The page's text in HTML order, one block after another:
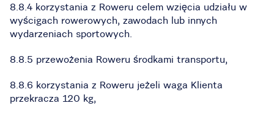
8.8.4 korzystania z Roweru celem wzięcia udziału w
wyścigach rowerowych, zawodach lub innych
wydarzeniach sportowych.
8.8.5 przewożenia Roweru środkami transportu,
8.8.6 korzystania z Roweru jeżeli waga Klienta
przekracza 120 kg,